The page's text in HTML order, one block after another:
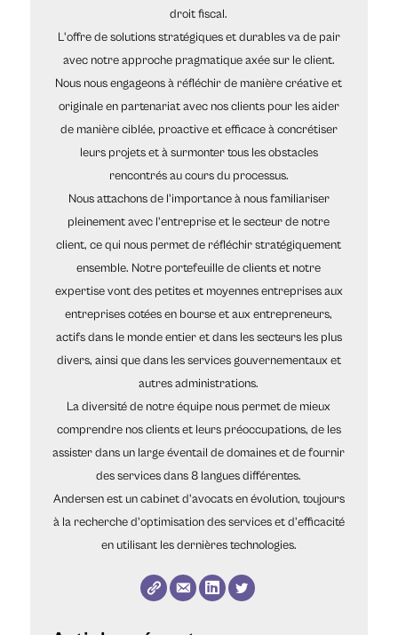
droit fiscal.
L'offre de solutions stratégiques et durables va de pair
avec notre approche pragmatique axée sur le client.
Nous nous engageons à réfléchir de manière créative et
originale en partenariat avec nos clients pour les aider
de manière ciblée, proactive et efficace à concrétiser
leurs projets et à surmonter tous les obstacles
rencontrés au cours du processus.
Nous attachons de l'importance à nous familiariser
pleinement avec l'entreprise et le secteur de notre
client, ce qui nous permet de réfléchir stratégiquement
ensemble. Notre portefeuille de clients et notre
expertise vont des petites et moyennes entreprises aux
entreprises cotées en bourse et aux entrepreneurs,
actifs dans le monde entier et dans les secteurs les plus
divers, ainsi que dans les services gouvernementaux et
autres administrations.
La diversité de notre équipe nous permet de mieux
comprendre nos clients et leurs préoccupations, de les
assister dans un large éventail de domaines et de fournir
des services dans 8 langues différentes.
Andersen est un cabinet d'avocats en évolution, toujours
à la recherche d'optimisation des services et d'efficacité
en utilisant les dernières technologies.